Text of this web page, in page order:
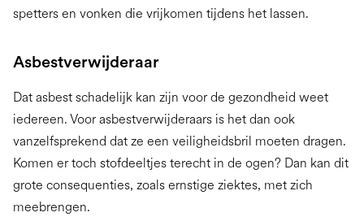
spetters en vonken die vrijkomen tijdens het lassen.
Asbestverwijderaar
Dat asbest schadelijk kan zijn voor de gezondheid weet
iedereen. Voor asbestverwijderaars is het dan ook
vanzelfsprekend dat ze een veiligheidsbril moeten dragen.
Komen er toch stofdeeltjes terecht in de ogen? Dan kan dit
grote consequenties, zoals ernstige ziektes, met zich
meebrengen.